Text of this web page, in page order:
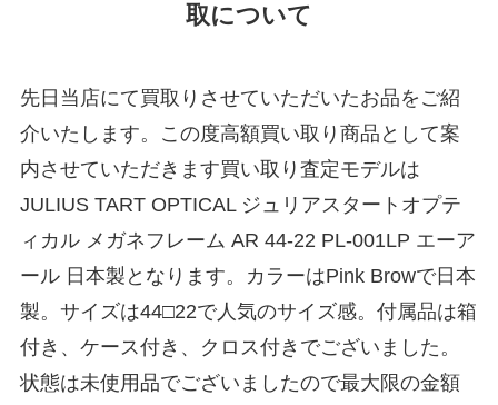
取について
先日当店にて買取りさせていただいたお品をご紹
介いたします。この度高額買い取り商品として案
内させていただきます買い取り査定モデルは
JULIUS TART OPTICAL ジュリアスタートオプテ
ィカル メガネフレーム AR 44-22 PL-001LP エーア
ール 日本製となります。カラーはPink Browで日本
製。サイズは44□22で人気のサイズ感。付属品は箱
付き、ケース付き、クロス付きでございました。
状態は未使用品でございましたので最大限の金額